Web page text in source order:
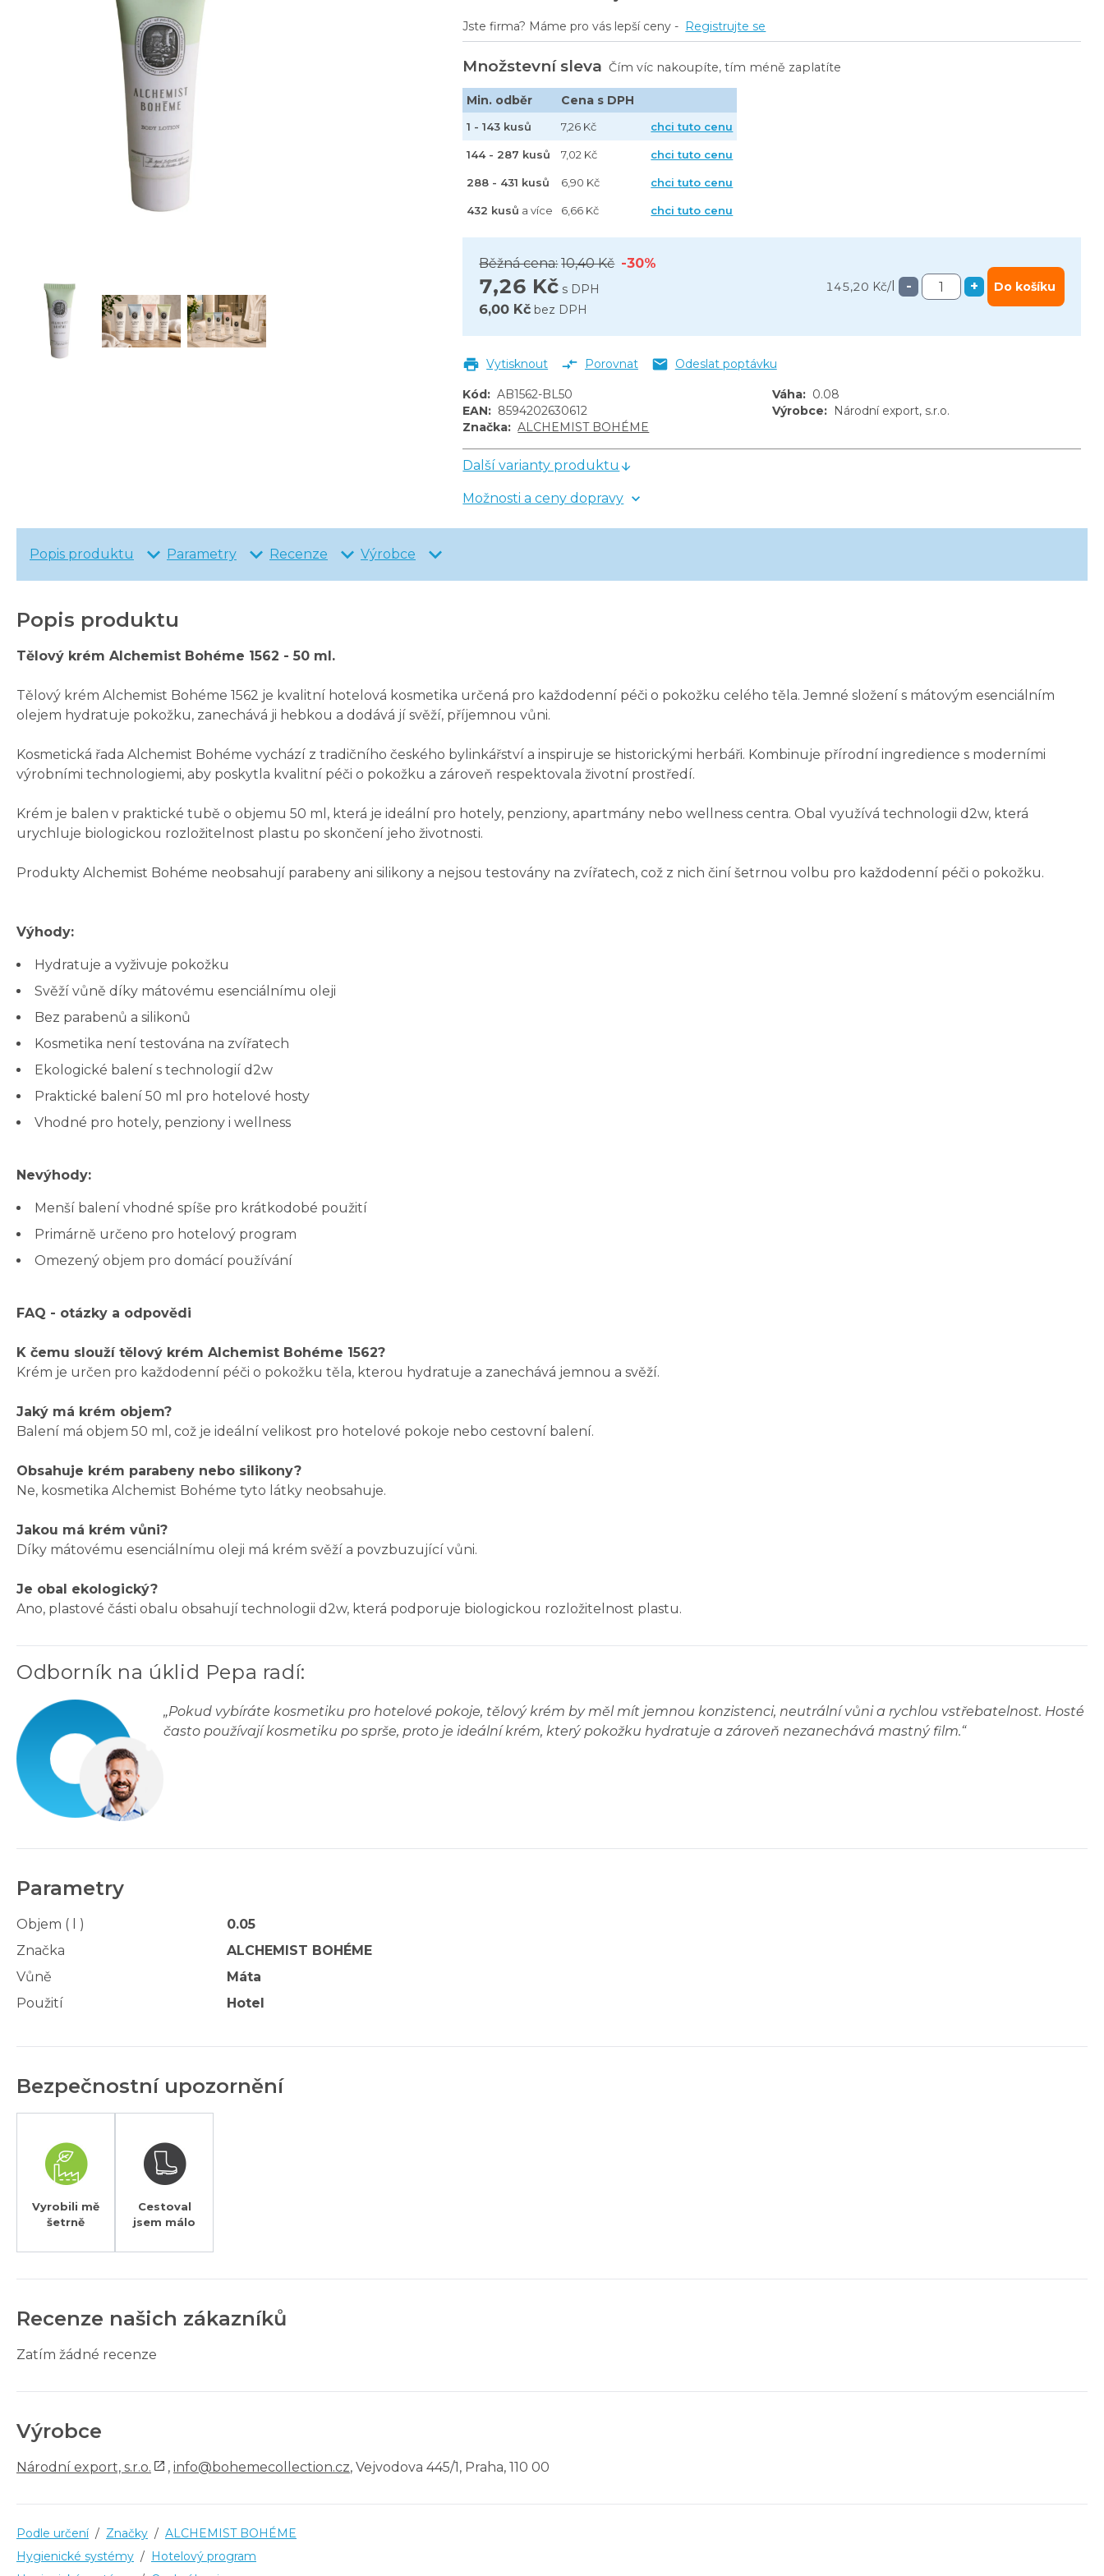
Běžná cena: 10,40 Kč -30%
7,26 Kč s DPH 145,20 Kč/
6,00 Kč bez DPH
- + Do košíku
Jste firma? Máme pro vás lepší ceny - Registrujte se
Množstevní sleva Čím víc nakoupíte, tím méně zaplatíte
Min. odběr Cena s DPH
1 - 143 kusů 7,26 Kč chci tuto cenu
144 - 287 kusů 7,02 Kč chci tuto cenu
288 - 431 kusů 6,90 Kč chci tuto cenu
432 kusů a více 6,66 Kč chci tuto cenu
Vytisknout Porovnat Odeslat poptávku
Kód: AB1562-BL50 Váha: 0.08
EAN: 8594202630612 Výrobce: Národní export, s.r.o.
Značka: ALCHEMIST BOHÉME
Další varianty produktu
Možnosti a ceny dopravy
Popis produktu Parametry Recenze Výrobce
Popis produktu
Tělový krém Alchemist Bohéme 1562 - 50 ml.
Tělový krém Alchemist Bohéme 1562 je kvalitní hotelová kosmetika určená pro každodenní péči o pokožku celého těla. Jemné složení s mátovým esenciálním
olejem hydratuje pokožku, zanechává ji hebkou a dodává jí svěží, příjemnou vůni.
Kosmetická řada Alchemist Bohéme vychází z tradičního českého bylinkářství a inspiruje se historickými herbáři. Kombinuje přírodní ingredience s moderními
výrobními technologiemi, aby poskytla kvalitní péči o pokožku a zároveň respektovala životní prostředí.
Krém je balen v praktické tubě o objemu 50 ml, která je ideální pro hotely, penziony, apartmány nebo wellness centra. Obal využívá technologii d2w, která
urychluje biologickou rozložitelnost plastu po skončení jeho životnosti.
Produkty Alchemist Bohéme neobsahují parabeny ani silikony a nejsou testovány na zvířatech, což z nich činí šetrnou volbu pro každodenní péči o pokožku.
Výhody:
Hydratuje a vyživuje pokožku
Svěží vůně díky mátovému esenciálnímu oleji
Bez parabenů a silikonů
Kosmetika není testována na zvířatech
Ekologické balení s technologií d2w
Praktické balení 50 ml pro hotelové hosty
Vhodné pro hotely, penziony i wellness
Nevýhody:
Menší balení vhodné spíše pro krátkodobé použití
Primárně určeno pro hotelový program
Omezený objem pro domácí používání
FAQ - otázky a odpovědi
K čemu slouží tělový krém Alchemist Bohéme 1562?
Krém je určen pro každodenní péči o pokožku těla, kterou hydratuje a zanechává jemnou a svěží.
Jaký má krém objem?
Balení má objem 50 ml, což je ideální velikost pro hotelové pokoje nebo cestovní balení.
Obsahuje krém parabeny nebo silikony?
Ne, kosmetika Alchemist Bohéme tyto látky neobsahuje.
Jakou má krém vůni?
Díky mátovému esenciálnímu oleji má krém svěží a povzbuzující vůni.
Je obal ekologický?
Ano, plastové části obalu obsahují technologii d2w, která podporuje biologickou rozložitelnost plastu.
Odborník na úklid Pepa radí:
„Pokud vybíráte kosmetiku pro hotelové pokoje, tělový krém by měl mít jemnou konzistenci, neutrální vůni a rychlou vstřebatelnost. Hosté
často používají kosmetiku po sprše, proto je ideální krém, který pokožku hydratuje a zároveň nezanechává mastný film.“
Parametry
Objem ( l )
0.05
Značka
ALCHEMIST BOHÉME
Vůně
Máta
Použití
Hotel
Bezpečnostní upozornění
Vyrobili mě
šetrně
Cestoval
jsem málo
Recenze našich zákazníků
Zatím žádné recenze
Výrobce
Národní export, s.r.o. , info@bohemecollection.cz, Vejvodova 445/1, Praha, 110 00
Podle určení / Značky / ALCHEMIST BOHÉME
Hygienické systémy / Hotelový program